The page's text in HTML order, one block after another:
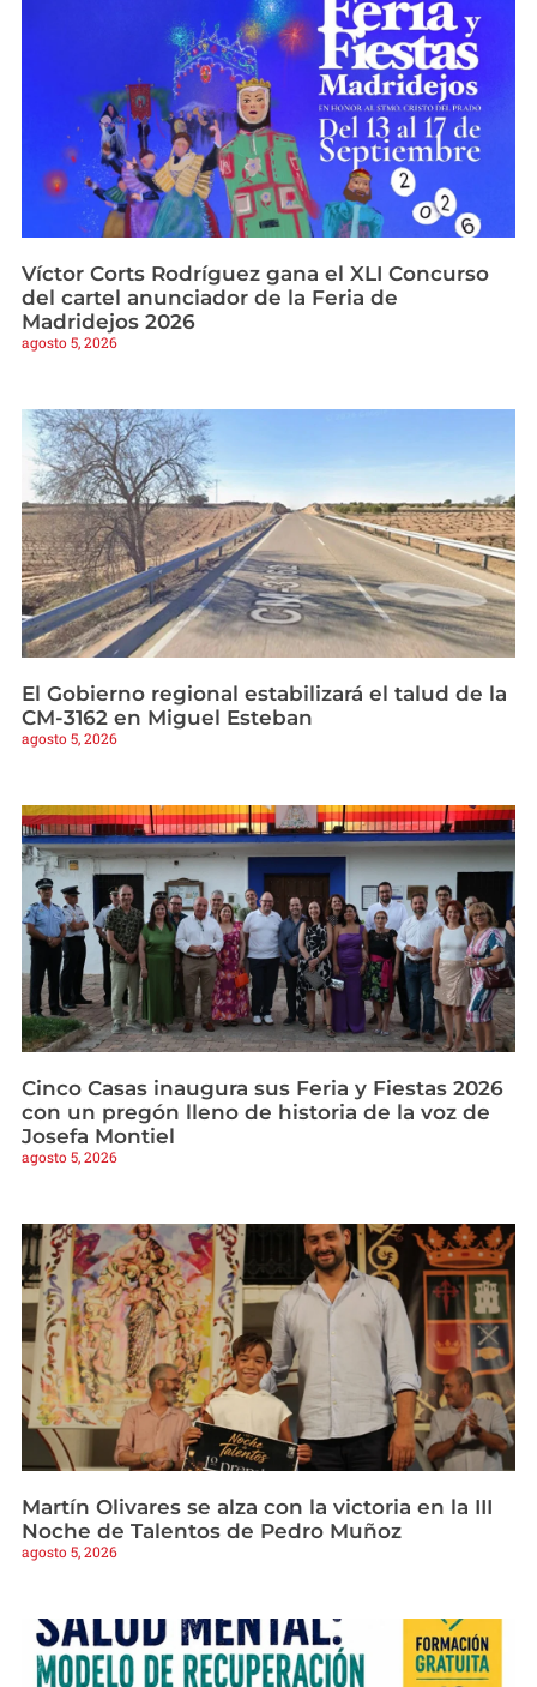
Víctor Corts Rodríguez gana el XLI Concurso
del cartel anunciador de la Feria de
Madridejos 2026
agosto 5, 2026
El Gobierno regional estabilizará el talud de la
CM-3162 en Miguel Esteban
agosto 5, 2026
Cinco Casas inaugura sus Feria y Fiestas 2026
con un pregón lleno de historia de la voz de
Josefa Montiel
agosto 5, 2026
Martín Olivares se alza con la victoria en la III
Noche de Talentos de Pedro Muñoz
agosto 5, 2026